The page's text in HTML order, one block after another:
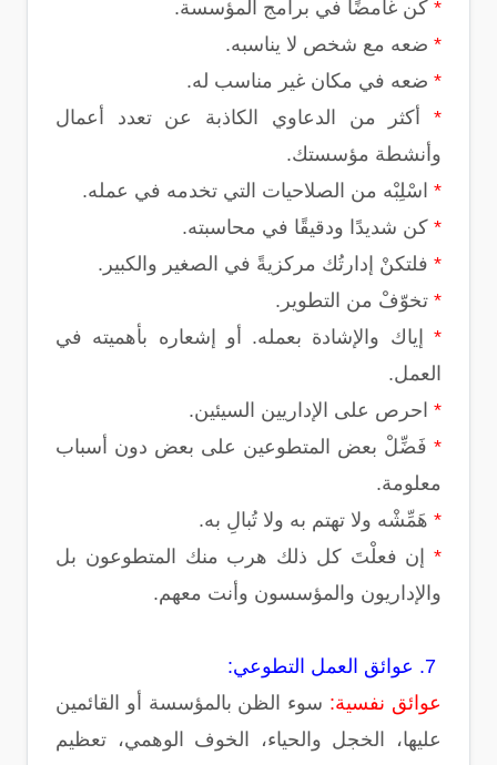
* كن غامضًا في برامج المؤسسة.
* ضعه مع شخص لا يناسبه.
* ضعه في مكان غير مناسب له.
* أكثر من الدعاوي الكاذبة عن تعدد أعمال
وأنشطة مؤسستك.
* اسْلِبْه من الصلاحيات التي تخدمه في عمله.
* كن شديدًا ودقيقًا في محاسبته.
* فلتكنْ إدارتُك مركزيةً في الصغير والكبير.
* تخوّفْ من التطوير.
* إياك والإشادة بعمله. أو إشعاره بأهميته في
العمل.
* احرص على الإداريين السيئين.
* فَضِّلْ بعض المتطوعين على بعض دون أسباب
معلومة.
* هَمِّشْه ولا تهتم به ولا تُبالِ به.
* إن فعلْتَ كل ذلك هرب منك المتطوعون بل
والإداريون والمؤسسون وأنت معهم.
عوائق نفسية: سوء الظن بالمؤسسة أو القائمين
عليها، الخجل والحياء، الخوف الوهمي، تعظيم